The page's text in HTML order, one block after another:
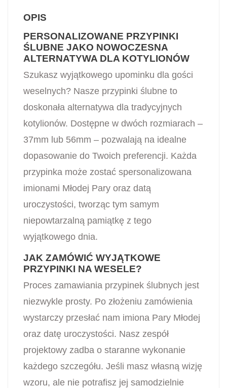
OPIS
PERSONALIZOWANE PRZYPINKI
ŚLUBNE JAKO NOWOCZESNA
ALTERNATYWA DLA KOTYLIONÓW
Szukasz wyjątkowego upominku dla gości
weselnych? Nasze przypinki ślubne to
doskonała alternatywa dla tradycyjnych
kotylionów. Dostępne w dwóch rozmiarach –
37mm lub 56mm – pozwalają na idealne
dopasowanie do Twoich preferencji. Każda
przypinka może zostać spersonalizowana
imionami Młodej Pary oraz datą
uroczystości, tworząc tym samym
niepowtarzalną pamiątkę z tego
wyjątkowego dnia.
JAK ZAMÓWIĆ WYJĄTKOWE
PRZYPINKI NA WESELE?
Proces zamawiania przypinek ślubnych jest
niezwykle prosty. Po złożeniu zamówienia
wystarczy przesłać nam imiona Pary Młodej
oraz datę uroczystości. Nasz zespół
projektowy zadba o staranne wykonanie
każdego szczegółu. Jeśli masz własną wizję
wzoru, ale nie potrafisz jej samodzielnie